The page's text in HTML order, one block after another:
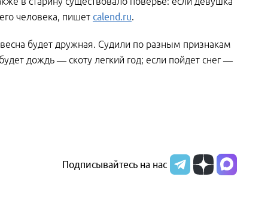
человека, пишет calend.ru.
будет дружная. Судили по разным признакам
дождь — скоту легкий год; если пойдет снег —
Подписывайтесь на нас